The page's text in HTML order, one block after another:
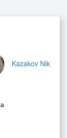
Kazakov Nik